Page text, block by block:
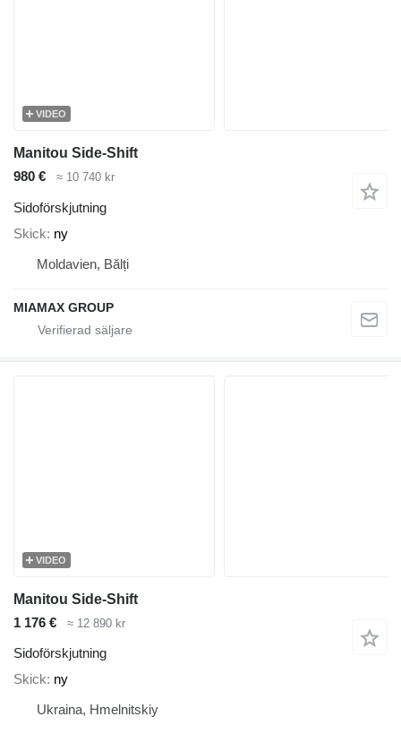
VIDEO
Manitou Side-Shift
980 €
≈ 10 740 kr
Sidoförskjutning
Skick ny
Moldavien, Bălți
MIAMAX GROUP
VIDEO
Manitou Side-Shift
1 176 €
≈ 12 890 kr
Sidoförskjutning
Skick ny
Ukraina, Hmelnitskiy